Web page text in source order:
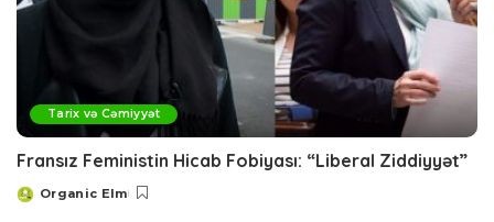
Tarix və Cəmiyyət
Fransız Feministin Hicab Fobiyası: “Liberal Ziddiyyət”
Posted
Organic Elm